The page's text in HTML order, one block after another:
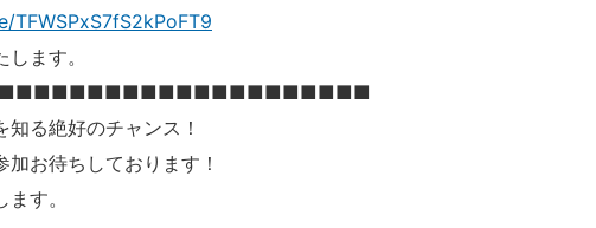
TFWSPxS7fS2kPoFT9
ます。
る絶好のチャンス！
お待ちしております！
す。